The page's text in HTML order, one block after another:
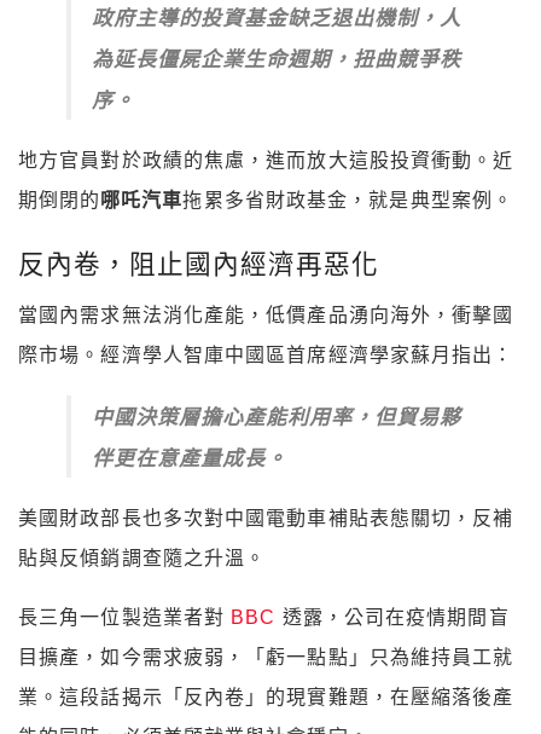
政府主導的投資基金缺乏退出機制，人
為延長僵屍企業生命週期，扭曲競爭秩
序。
地方官員對於政績的焦慮，進而放大這股投資衝動。近
期倒閉的 哪吒汽車拖累多省財政基金，就是典型案例。
反內卷，阻止國內經濟再惡化
當國內需求無法消化產能，低價產品湧向海外，衝擊國
際市場。經濟學人智庫中國區首席經濟學家蘇月指出：
中國決策層擔心產能利用率，但貿易夥
伴更在意產量成長。
美國財政部長也多次對中國電動車補貼表態關切，反補
貼與反傾銷調查隨之升溫。
長三角一位製造業者對 BBC 透露，公司在疫情期間盲
目擴產，如今需求疲弱，「虧一點點」只為維持員工就
業。這段話揭示「反內卷」的現實難題，在壓縮落後產